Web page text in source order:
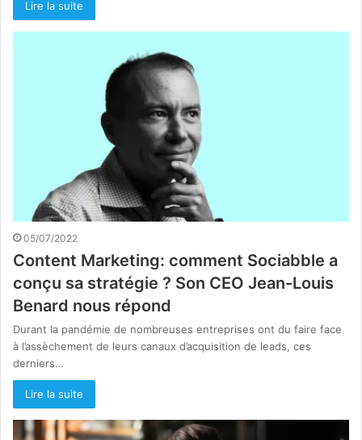
Lire la suite
05/07/2022
Content Marketing: comment Sociabble a
conçu sa stratégie ? Son CEO Jean-Louis
Benard nous répond
Durant la pandémie de nombreuses entreprises ont du faire face
à l’assèchement de leurs canaux d’acquisition de leads, ces
derniers…
Lire la suite